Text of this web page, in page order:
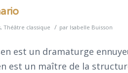
, Théâtre classique / par Isabelle Buisson
est un dramaturge
est un maître de la